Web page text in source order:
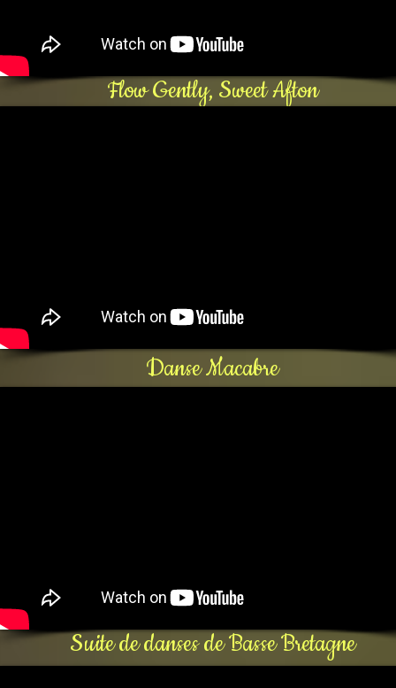
Flow Gently, Sweet Afton
Danse Macabre
Suite de danses de Basse Bretagne